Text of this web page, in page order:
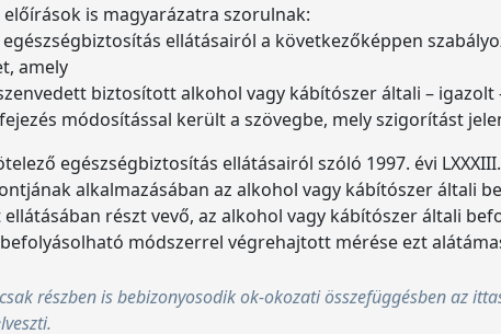
is magyarázatra szorulnak:
egészségbiztosítás ellátásairól a következőképpen
amely
biztosított alkohol vagy kábítószer általi –
módosítással került a szövegbe, mely szigorítást
egészségbiztosítás ellátásairól szóló 1997. évi
alkalmazásában az alkohol vagy kábítószer
részt vevő, az alkohol vagy kábítószer általi
módszerrel végrehajtott mérése ezt
részben is bebizonyosodik ok-okozati összefüggésben az